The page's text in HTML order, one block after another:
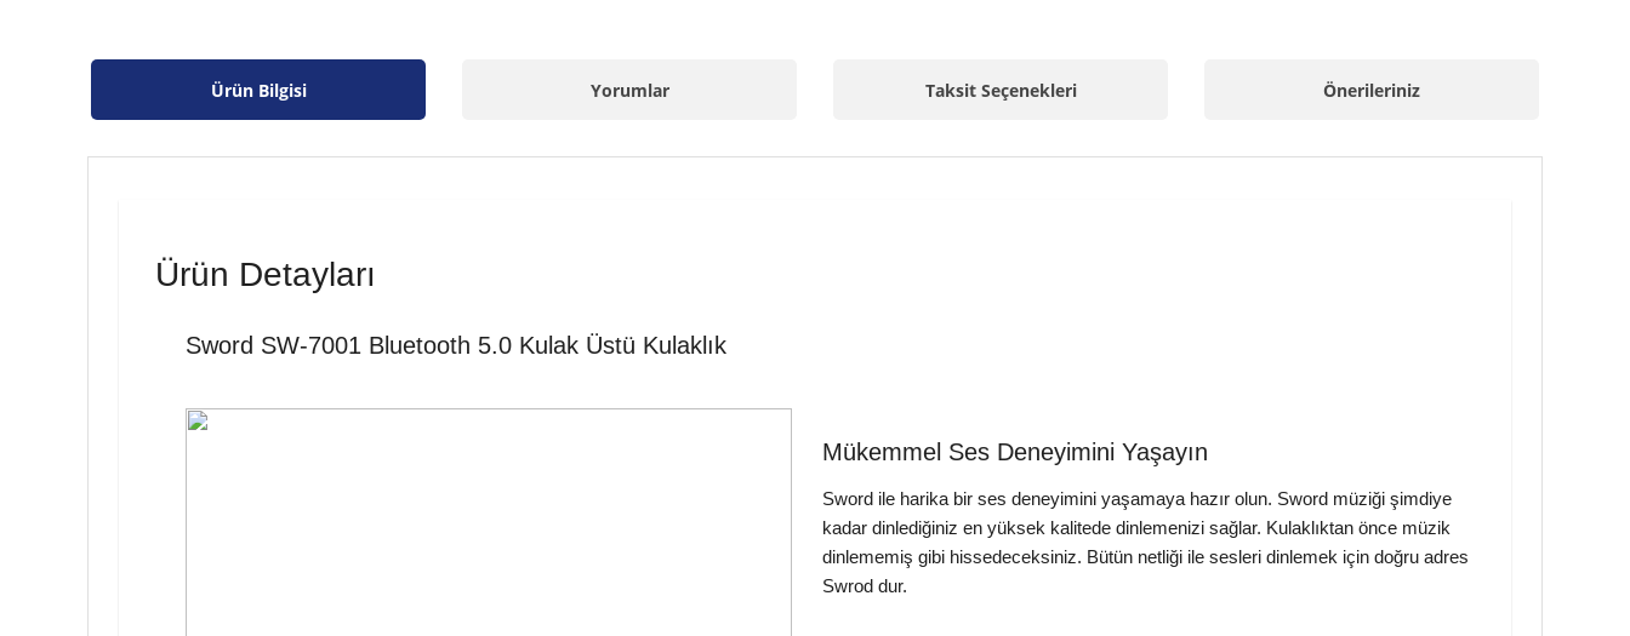
Ürün Bilgisi Yorumlar Taksit Seçenekleri Önerileriniz
Ürün Detayları
Sword SW-7001 Bluetooth 5.0 Kulak Üstü Kulaklık
Mükemmel Ses Deneyimini Yaşayın
Sword ile harika bir ses deneyimini yaşamaya hazır olun. Sword müziği şimdiye
kadar dinlediğiniz en yüksek kalitede dinlemenizi sağlar. Kulaklıktan önce müzik
dinlememiş gibi hissedeceksiniz. Bütün netliği ile sesleri dinlemek için doğru adres
Swrod dur.